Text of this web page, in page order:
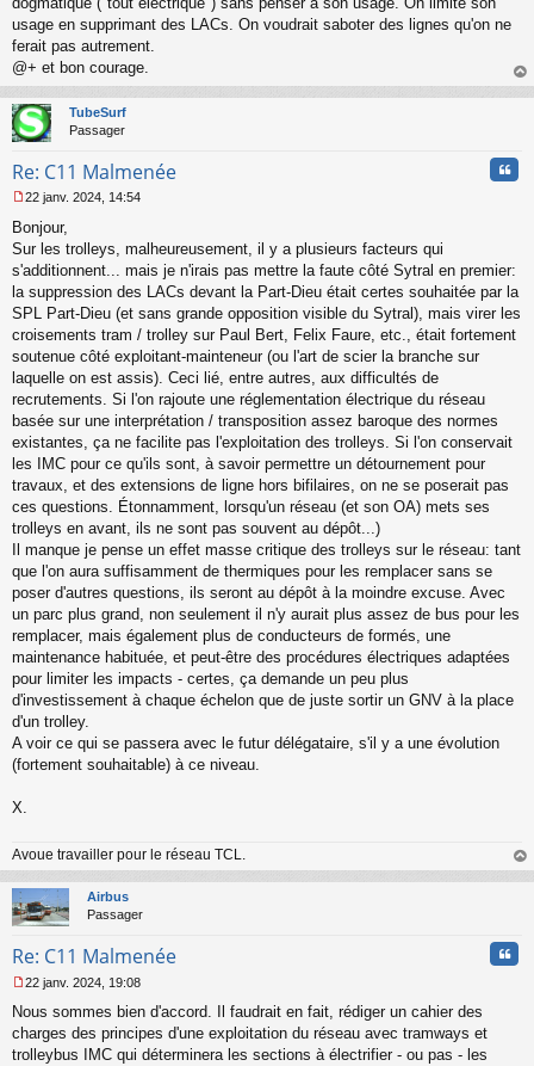
usage en supprimant des LACs. On voudrait saboter des lignes qu'on ne
ferait pas autrement.
@+ et bon courage.
au
TubeSurf
Passager
Re: C11 Malmenée
e
s
s
g
e
n
o
n
u
22 janv. 2024, 14:54
Bonjour,
Sur les trolleys, malheureusement, il y a plusieurs facteurs qui
s'additionnent... mais je n'irais pas mettre la faute côté Sytral en premier:
la suppression des LACs devant la Part-Dieu était certes souhaitée par la
SPL Part-Dieu (et sans grande opposition visible du Sytral), mais virer les
croisements tram / trolley sur Paul Bert, Felix Faure, etc., était fortement
soutenue côté exploitant-mainteneur (ou l'art de scier la branche sur
laquelle on est assis). Ceci lié, entre autres, aux difficultés de
recrutements. Si l'on rajoute une réglementation électrique du réseau
basée sur une interprétation / transposition assez baroque des normes
existantes, ça ne facilite pas l'exploitation des trolleys. Si l'on conservait
les IMC pour ce qu'ils sont, à savoir permettre un détournement pour
travaux, et des extensions de ligne hors bifilaires, on ne se poserait pas
ces questions. Étonnamment, lorsqu'un réseau (et son OA) mets ses
trolleys en avant, ils ne sont pas souvent au dépôt...)
Il manque je pense un effet masse critique des trolleys sur le réseau: tant
que l'on aura suffisamment de thermiques pour les remplacer sans se
poser d'autres questions, ils seront au dépôt à la moindre excuse. Avec
un parc plus grand, non seulement il n'y aurait plus assez de bus pour les
remplacer, mais également plus de conducteurs de formés, une
maintenance habituée, et peut-être des procédures électriques adaptées
pour limiter les impacts - certes, ça demande un peu plus
d'investissement à chaque échelon que de juste sortir un GNV à la place
d'un trolley.
A voir ce qui se passera avec le futur délégataire, s'il y a une évolution
(fortement souhaitable) à ce niveau.
X.
Avoue travailler pour le réseau TCL.
au
Airbus
Passager
Re: C11 Malmenée
e
s
s
22 janv. 2024, 19:08
Nous sommes bien d'accord. Il faudrait en fait, rédiger un cahier des
charges des principes d'une exploitation du réseau avec tramways et
trolleybus IMC qui déterminera les sections à électrifier - ou pas - les